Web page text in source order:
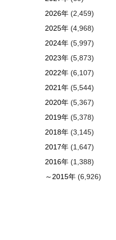
2026年 (2,459)
2025年 (4,968)
2024年 (5,997)
2023年 (5,873)
2022年 (6,107)
2021年 (5,544)
2020年 (5,367)
2019年 (5,378)
2018年 (3,145)
2017年 (1,647)
2016年 (1,388)
～2015年 (6,926)